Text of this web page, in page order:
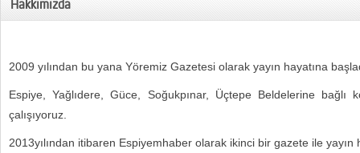
Hakkımızda
2009 yılından bu yana Yöremiz Gazetesi olarak yayın hayatına
Espiye, Yağlıdere, Güce, Soğukpınar, Üçtepe Beldelerine bağlı
çalışıyoruz.
2013yılından itibaren Espiyemhaber olarak ikinci bir gazete ile yayın